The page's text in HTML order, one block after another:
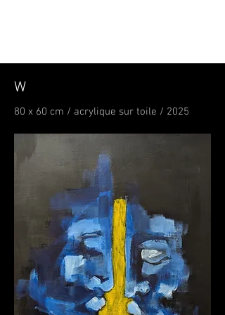
W
80 x 60 cm / acrylique sur toile / 2025